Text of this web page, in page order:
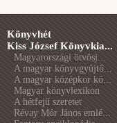
Könyvhét
Kiss József Könyvkia...
Magyarországi ötvösj...
A magyar könyvgyűjtő...
A magyar középkor kö...
Magyar könyvlexikon
A hétfejű szeretet
Révay Mór János emlé...